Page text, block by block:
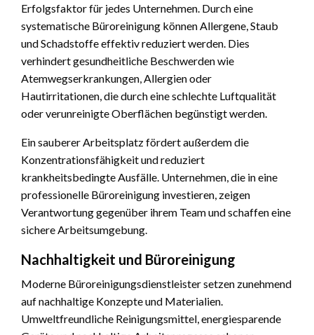
Erfolgsfaktor für jedes Unternehmen. Durch eine
systematische Büroreinigung können Allergene, Staub
und Schadstoffe effektiv reduziert werden. Dies
verhindert gesundheitliche Beschwerden wie
Atemwegserkrankungen, Allergien oder
Hautirritationen, die durch eine schlechte Luftqualität
oder verunreinigte Oberflächen begünstigt werden.
Ein sauberer Arbeitsplatz fördert außerdem die
Konzentrationsfähigkeit und reduziert
krankheitsbedingte Ausfälle. Unternehmen, die in eine
professionelle Büroreinigung investieren, zeigen
Verantwortung gegenüber ihrem Team und schaffen eine
sichere Arbeitsumgebung.
Nachhaltigkeit und Büroreinigung
Moderne Büroreinigungsdienstleister setzen zunehmend
auf nachhaltige Konzepte und Materialien.
Umweltfreundliche Reinigungsmittel, energiesparende